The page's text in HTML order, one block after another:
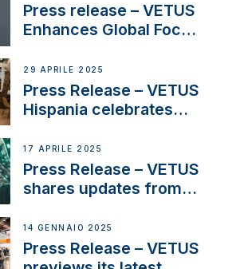
Press release – VETUS
Enhances Global Focus
Systems with New
Sales Manager
29 APRILE 2025
Press Release – VETUS
Hispania celebrates
innovation and
excellence in the
Iberian marine industry
17 APRILE 2025
Press Release – VETUS
shares updates from
exciting, catamaran
build
14 GENNAIO 2025
Press Release – VETUS